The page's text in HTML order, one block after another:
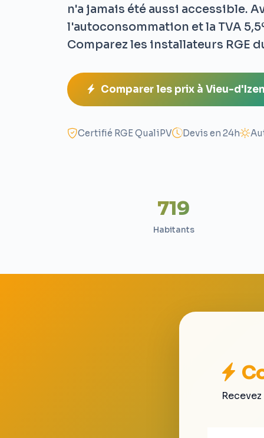
n'a jamais été aussi accessible.
l'autoconsommation et la TVA
Comparez les installateurs RGE
Comparer les prix à Vieu-
Certifié RGE QualiPV Devis en 24h
719
Habitants